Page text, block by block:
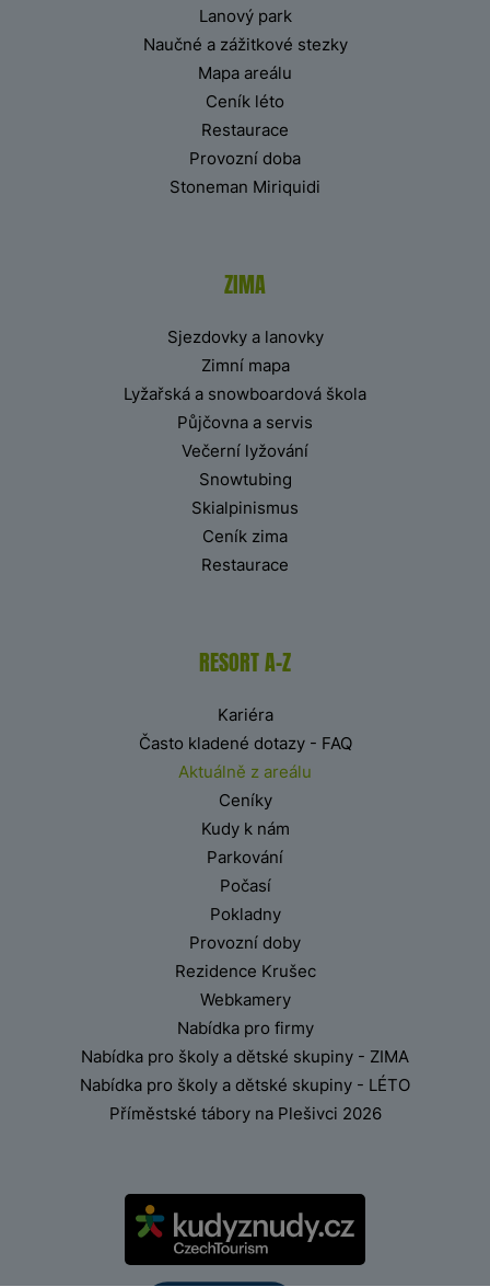
Lanový park
Naučné a zážitkové stezky
Mapa areálu
Ceník léto
Restaurace
Provozní doba
Stoneman Miriquidi
ZIMA
Sjezdovky a lanovky
Zimní mapa
Lyžařská a snowboardová škola
Půjčovna a servis
Večerní lyžování
Snowtubing
Skialpinismus
Ceník zima
Restaurace
RESORT A-Z
Kariéra
Často kladené dotazy - FAQ
Aktuálně z areálu
Ceníky
Kudy k nám
Parkování
Počasí
Pokladny
Provozní doby
Rezidence Krušec
Webkamery
Nabídka pro firmy
Nabídka pro školy a dětské skupiny - ZIMA
Nabídka pro školy a dětské skupiny - LÉTO
Příměstské tábory na Plešivci 2026